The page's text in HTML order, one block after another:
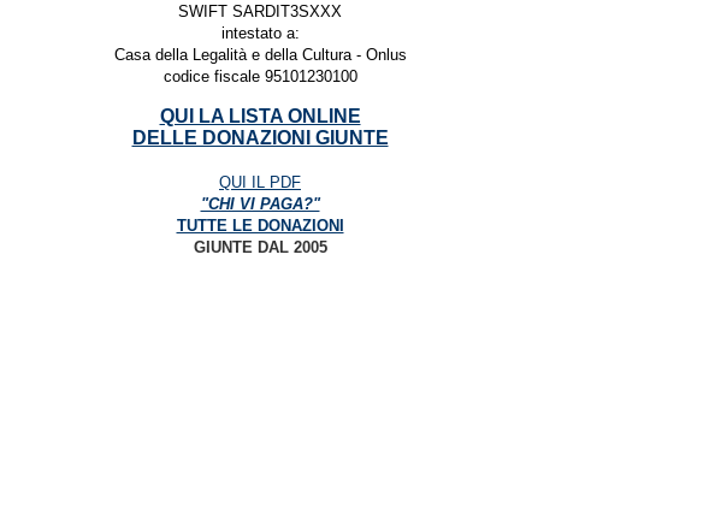
SWIFT SARDIT3SXXX
intestato a:
Casa della Legalità e della Cultura - Onlus
codice fiscale 95101230100
QUI LA LISTA ONLINE
DELLE DONAZIONI GIUNTE
QUI IL PDF
"CHI VI PAGA?"
TUTTE LE DONAZIONI
GIUNTE DAL 2005